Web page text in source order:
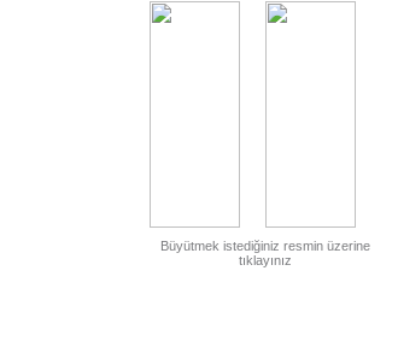
Büyütmek istediğiniz resmin üzerine
tıklayınız